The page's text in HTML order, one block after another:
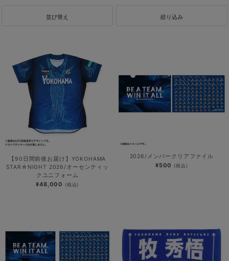
並び替え 絞り込み
【90日間前後お届け】YOKOHAMA
STAR☆NIGHT 2026/オーセンティッ
クユニフォーム
¥48,000 (税込)
2026/メンバークリアファイル
¥500 (税込)